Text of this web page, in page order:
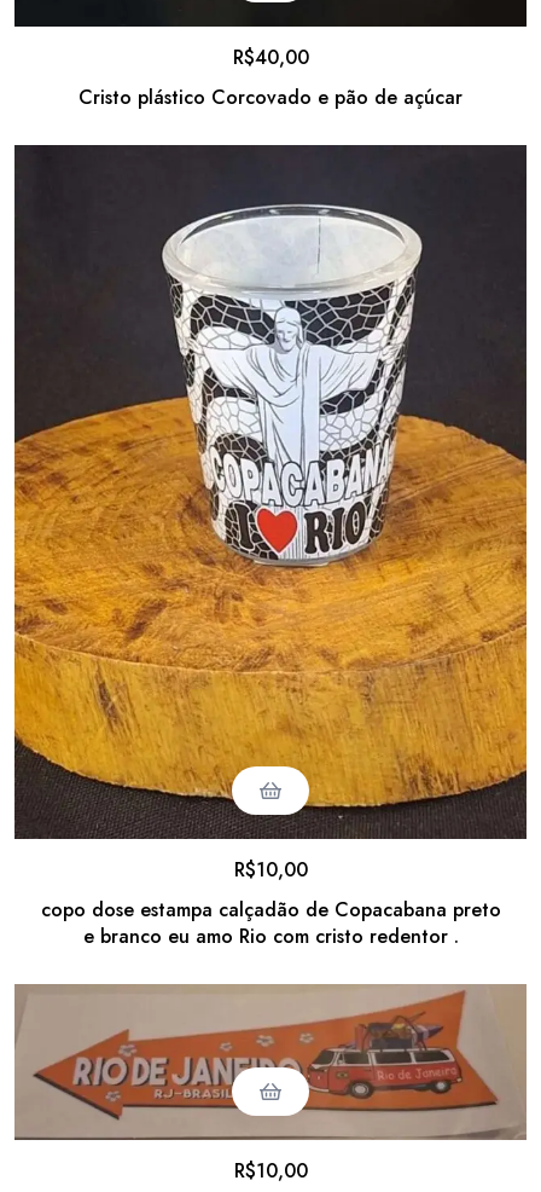
Cristo plástico Corcovado e pão de açúcar
R$40,00
copo dose estampa calçadão de Copacabana preto
e branco eu amo Rio com cristo redentor .
R$10,00
R$10,00